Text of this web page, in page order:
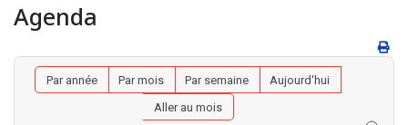
Agenda
Par année Par mois Par semaine
Aujourd'hui
Aller au mois